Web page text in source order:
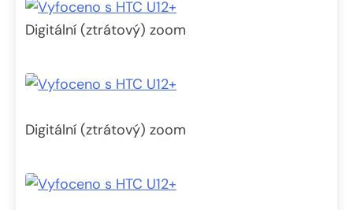
Digitální (ztrátový) zoom
Digitální (ztrátový) zoom